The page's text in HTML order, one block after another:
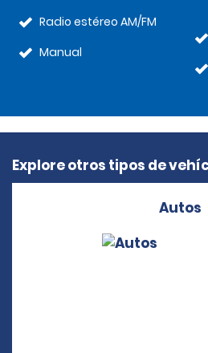
Radio estéreo AM/FM
Manual
Explore otros tipos de
Autos